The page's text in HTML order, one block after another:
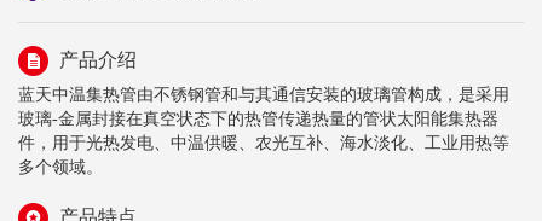
产品介绍
蓝天中温集热管由不锈钢管和与其通信安装的玻璃管构成，是采用
玻璃-金属封接在真空状态下的热管传递热量的管状太阳能集热器
件，用于光热发电、中温供暖、农光互补、海水淡化、工业用热等
多个领域。
产品特点